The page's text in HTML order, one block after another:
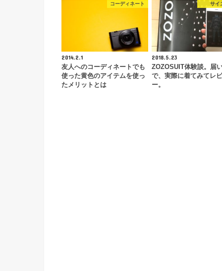
コーディネート
2014.2.1
友人へのコーディネートでも
使った黄色のアイテムを使っ
たメリットとは
サイ
2018.5.23
ZOZOSUIT体験談。届
で、実際に着てみてレ
ー。